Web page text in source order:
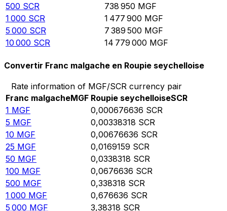
500 SCR 738 950 MGF
1 000 SCR 1 477 900 MGF
5 000 SCR 7 389 500 MGF
10 000 SCR 14 779 000 MGF
Convertir Franc malgache en Roupie seychelloise
Rate information of MGF/SCR currency pair
Franc malgacheMGF Roupie seychelloiseSCR
1 MGF 0,000676636 SCR
5 MGF 0,00338318 SCR
10 MGF 0,00676636 SCR
25 MGF 0,0169159 SCR
50 MGF 0,0338318 SCR
100 MGF 0,0676636 SCR
500 MGF 0,338318 SCR
1 000 MGF 0,676636 SCR
5 000 MGF 3,38318 SCR